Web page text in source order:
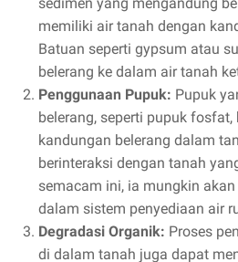
memiliki air tanah dengan
Batuan seperti gypsum atau
belerang ke dalam air tanah
Penggunaan Pupuk: Pupuk
belerang, seperti pupuk
kandungan belerang dalam
berinteraksi dengan tanah
semacam ini, ia mungkin
dalam sistem penyediaan air
Degradasi Organik: Proses
di dalam tanah juga dapat